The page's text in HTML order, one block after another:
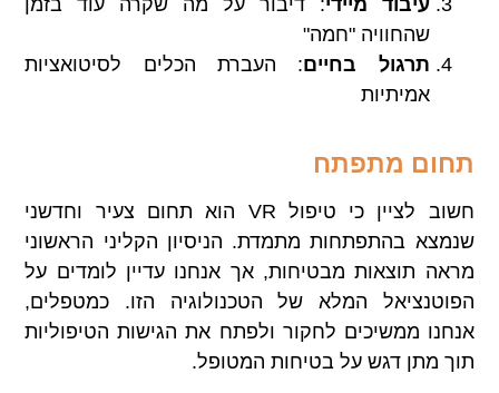
עיבוד מיידי: דיבור על מה שקרה עוד בזמן
שהחוויה "חמה"
תרגול בחיים: העברת הכלים לסיטואציות
אמיתיות
תחום מתפתח
חשוב לציין כי טיפול VR הוא תחום צעיר וחדשני
שנמצא בהתפתחות מתמדת. הניסיון הקליני הראשוני
מראה תוצאות מבטיחות, אך אנחנו עדיין לומדים על
הפוטנציאל המלא של הטכנולוגיה הזו. כמטפלים,
אנחנו ממשיכים לחקור ולפתח את הגישות הטיפוליות
תוך מתן דגש על בטיחות המטופל.